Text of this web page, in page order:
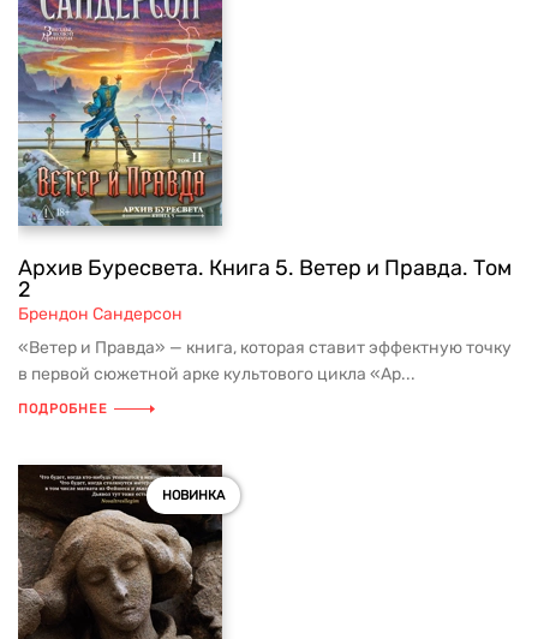
Архив Буресвета. Книга 5. Ветер и Правда. Том
2
Брендон Сандерсон
«Ветер и Правда» — книга, которая ставит эффектную точку
в первой сюжетной арке культового цикла «Ар...
ПОДРОБНЕЕ
НОВИНКА